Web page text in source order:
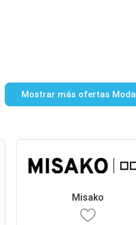
Mostrar más ofertas Moda
Misako